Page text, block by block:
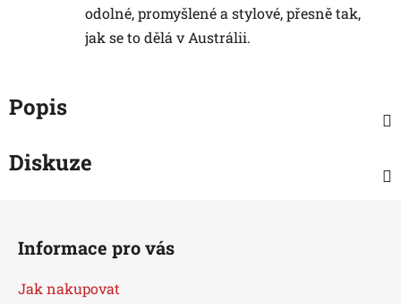
odolné, promyšlené a stylové, přesně tak,
jak se to dělá v Austrálii.
Popis
Diskuze
Informace pro vás
Jak nakupovat